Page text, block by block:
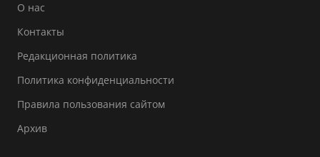
О нас
Контакты
Редакционная политика
Политика конфиденциальности
Правила пользования сайтом
Архив